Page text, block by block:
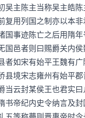
吴主陈主当称吴主皓
复用列国之制亦以本
国事迹陈亡之后用隋
国邑者则曰赐爵关内
者如宋有始平王魏有
县境宋志雍州有始平
当云封某侯王也君实
书帝纪内史令纳言及